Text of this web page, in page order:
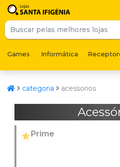
Games Informática
categoria acessorios
Prime